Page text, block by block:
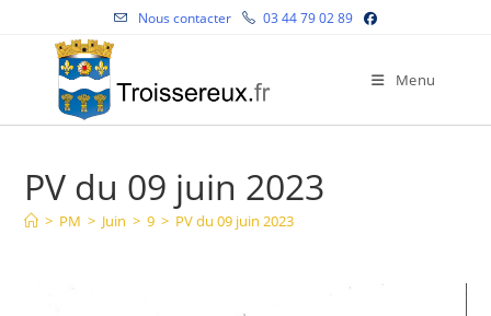
Nous contacter 03 44 79 02 89
Menu
PV du 09 juin 2023
> PM > Juin > 9 > PV du 09 juin 2023